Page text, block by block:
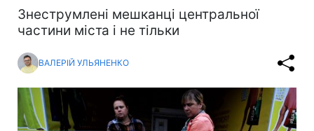
Знеструмлені мешканці центральної
частини міста і не тільки
ВАЛЕРІЙ УЛЬЯНЕНКО